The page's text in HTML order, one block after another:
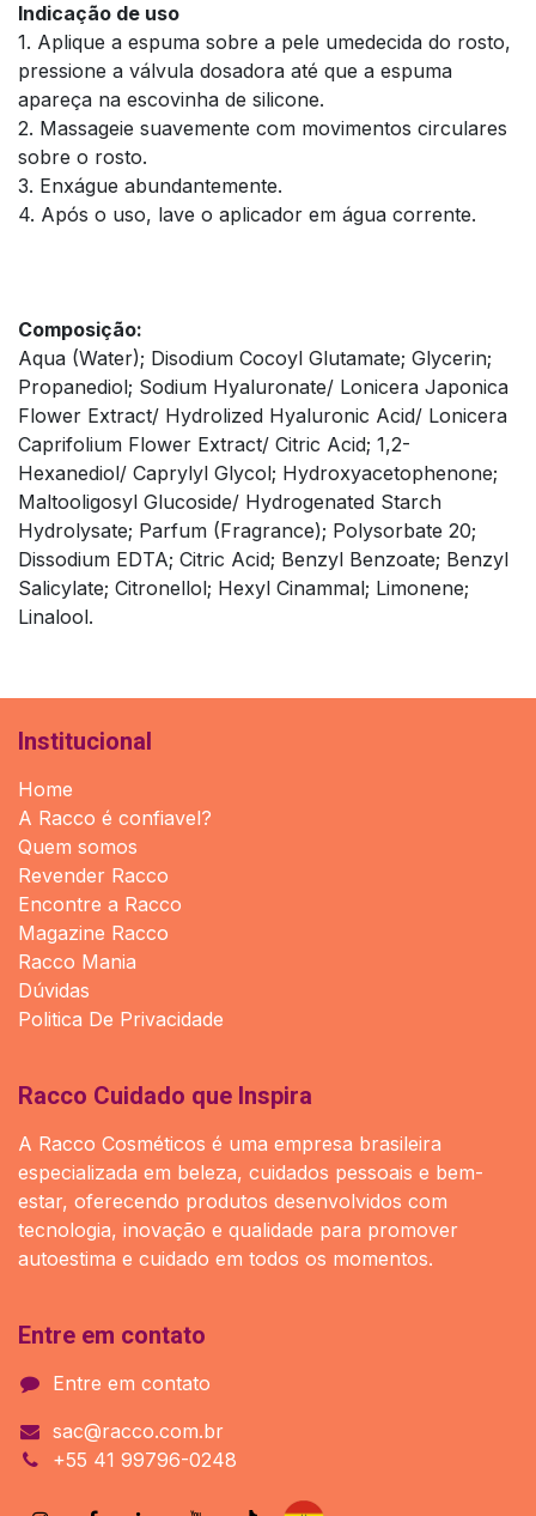
Indicação de uso
1. Aplique a espuma sobre a pele umedecida do rosto,
pressione a válvula dosadora até que a espuma
apareça na escovinha de silicone.
2. Massageie suavemente com movimentos circulares
sobre o rosto.
3. Enxágue abundantemente.
4. Após o uso, lave o aplicador em água corrente.
Composição:
Aqua (Water); Disodium Cocoyl Glutamate; Glycerin;
Propanediol; Sodium Hyaluronate/ Lonicera Japonica
Flower Extract/ Hydrolized Hyaluronic Acid/ Lonicera
Caprifolium Flower Extract/ Citric Acid; 1,2-
Hexanediol/ Caprylyl Glycol; Hydroxyacetophenone;
Maltooligosyl Glucoside/ Hydrogenated Starch
Hydrolysate; Parfum (Fragrance); Polysorbate 20;
Dissodium EDTA; Citric Acid; Benzyl Benzoate; Benzyl
Salicylate; Citronellol; Hexyl Cinammal; Limonene;
Linalool.
Institucional
Home
A Racco é confiavel?
Quem somos
Revender Racco
Encontre a Racco
Magazine Racco
Racco Mania
Dúvidas
Politica De Privacidade
Racco Cuidado que Inspira
A Racco Cosméticos é uma empresa brasileira
especializada em beleza, cuidados pessoais e bem-
estar, oferecendo produtos desenvolvidos com
tecnologia, inovação e qualidade para promover
autoestima e cuidado em todos os momentos.
Entre em contato
Entre em contato
sac@racco.com.br
+55 41 99796-0248